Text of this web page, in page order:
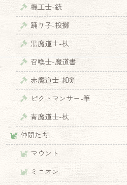
機工士-銃
踊り子-投擲
黒魔道士-杖
召喚士-魔道書
赤魔道士-細剣
ピクトマンサー-筆
青魔道士-杖
仲間たち
マウント
ミニオン